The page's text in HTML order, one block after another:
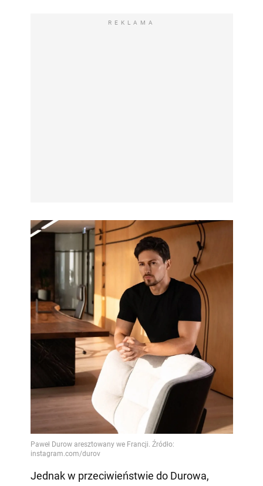
REKLAMA
Jednak w przeciwieństwie do Durowa,